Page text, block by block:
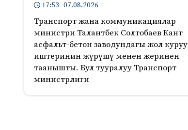
17:53 07.08.2026
Транспорт жана коммуникациялар
министри Талантбек Солтобаев Кант
асфальт-бетон заводундагы жол куруу
иштеринин жүрүшү менен жеринен
таанышты. Бул тууралуу Транспорт
министрлиги